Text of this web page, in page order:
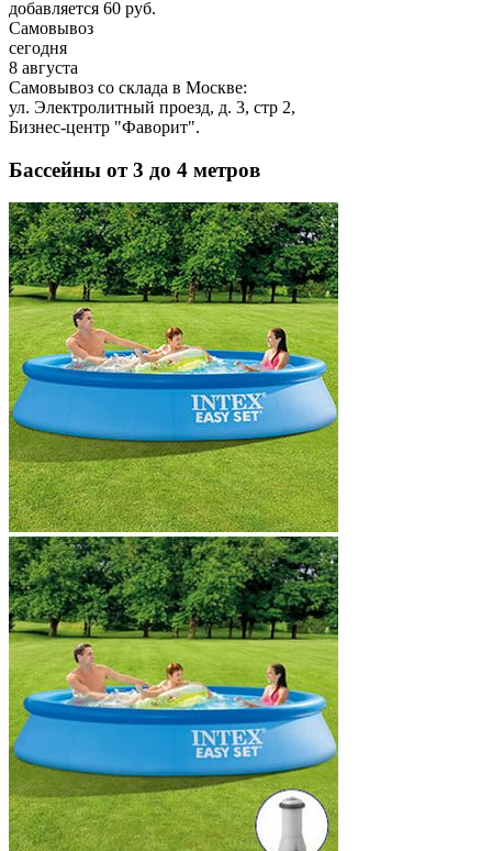
добавляется 60 руб.
Самовывоз
сегодня
8 августа
Самовывоз со склада в Москве:
ул. Электролитный проезд, д. 3, стр 2,
Бизнес-центр "Фаворит".
Бассейны от 3 до 4 метров